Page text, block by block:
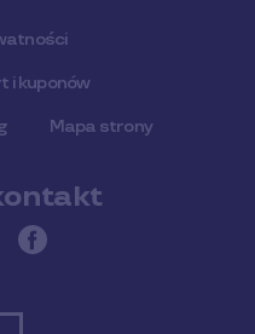
i kuponów
Mapa strony